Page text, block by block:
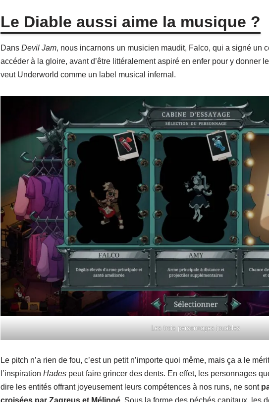
Le Diable aussi aime la musique ?
Dans Devil Jam, nous incarnons un musicien maudit, Falco, qui a signé un
accéder à la gloire, avant d’être littéralement aspiré en enfer pour y donner
veut Underworld comme un label musical infernal.
Les trois personnages jouables
Le pitch n’a rien de fou, c’est un petit n’importe quoi même, mais ça a le
l’inspiration Hadespeut faire grincer des dents. En effet, les personnages
dire les entités offrant joyeusement leurs compétences à nos runs, ne sont
croisées par Zagreus et Mélinoé. Sous la forme des péchés capitaux, les